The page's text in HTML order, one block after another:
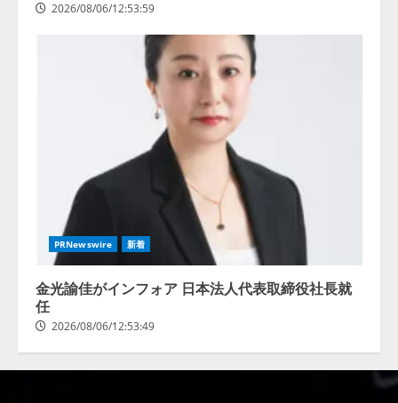
2026/08/06/12:53:59
PRNewswire 新着
金光諭佳がインフォア 日本法人代表取締役社長就
任
2026/08/06/12:53:49